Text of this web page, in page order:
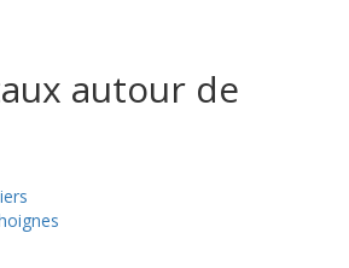
autour de